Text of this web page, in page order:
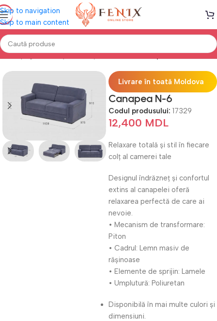
Skip to navigation
Skip to main content
Prima pagină Canapele, Colțare & Fotolii Canapele Extensibile
Livrare în toată Moldova
Canapea N-6
Codul produsului: 17329
12,400 MDL
Relaxare totală și stil în fiecare
colț al camerei tale
Designul îndrăzneț și confortul
extins al canapelei oferă
relaxarea perfectă de care ai
nevoie.
• Mecanism de transformare:
Piton
• Cadrul: Lemn masiv de
rășinoase
• Elemente de sprijin: Lamele
• Umplutură: Poliuretan
Disponibilă în mai multe culori și
dimensiuni.